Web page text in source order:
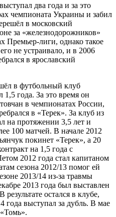
два года и за это
чемпионата Украины и забил
в московский
за «железнодорожников»
Премьер-лиги, однако такое
не устраивало, и в 2006
в ярославский
в футбольный клуб
1,5 года. За это время он
в чемпионатах России,
в «Терек». За клуб из
на протяжении 3,5 лет и
100 матчей. В начале 2012
покинет «Терек», а 20
на 1,5 года с
2012 года стал капитаном
сезона 2012/13 помог ей
2013/14 из-за травмы
2013 года был выставлен
остался в клубе,
года выступал за дубль. В мае